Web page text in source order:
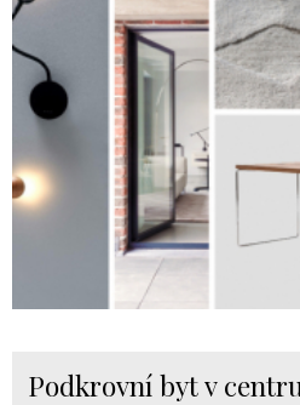
Podkrovní byt v